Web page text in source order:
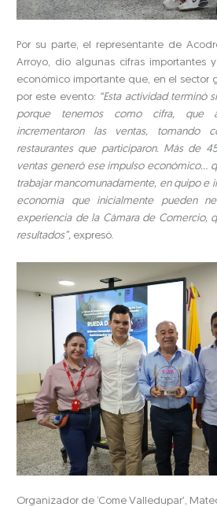
Por su parte, el representante de
Arroyo, dio algunas cifras importantes
económico importante que, en el sector
por este evento: “Esta actividad terminó
porque tenemos como cifra, que
incrementaron las ventas, tomando
restaurantes que participaron. Más de
ventas generó ese impulso económico…
trabajar mancomunadamente, en quipo e
economía que inicialmente pueden
experiencia de la Cámara de Comercio,
resultados”, expresó.
Organizador de ‘Come Valledupar’,